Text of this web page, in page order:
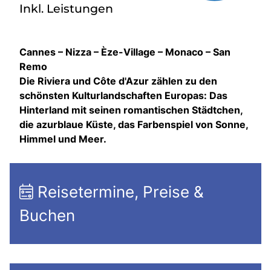
Inkl. Leistungen
Cannes – Nizza – Èze-Village – Monaco – San
Remo
Die Riviera und Côte d'Azur zählen zu den
schönsten Kulturlandschaften Europas: Das
Hinterland mit seinen romantischen Städtchen,
die azurblaue Küste, das Farbenspiel von Sonne,
Himmel und Meer.
Reisetermine, Preise &
Buchen